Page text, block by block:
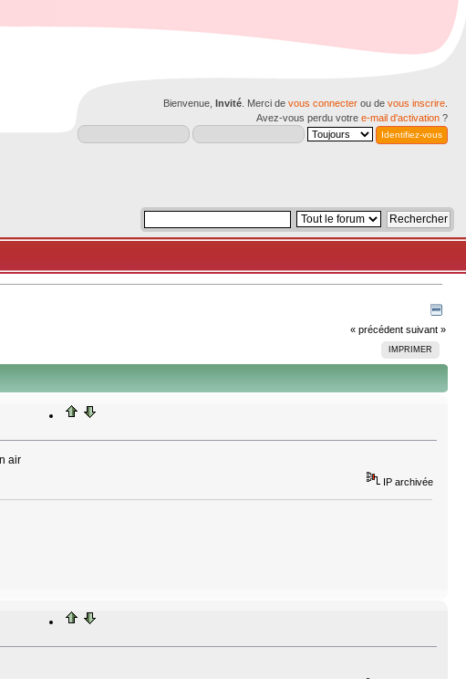
Bienvenue, Invité . Merci de vous connecter ou de vous inscrire
Avez-vous perdu votre e-mail d'activation ?
« précédent suivant »
IMPRIMER
IP archivée